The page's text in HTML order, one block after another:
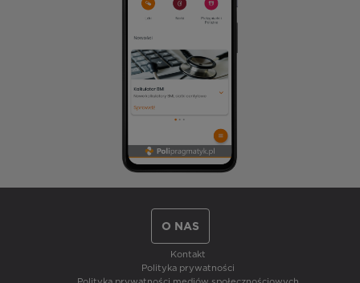
O NAS
Kontakt
Polityka prywatności